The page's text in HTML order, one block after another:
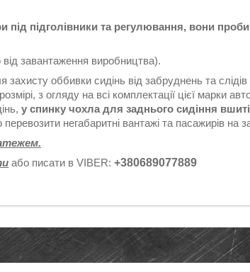
під підголівники та регулювання, вони
завантаження виробництва).
захисту оббивки сидінь від забруднень та
з огляду на всі комплектації цієї марки
у спинку чохла для заднього сидіння
негабаритні вантажі та пасажирів на
або писати в VIBER: +380689077889